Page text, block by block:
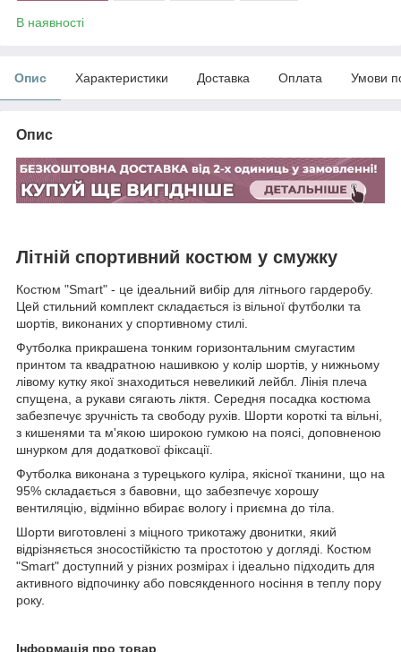
В наявності
Опис Характеристики Доставка Оплата Умови
Опис
Літній спортивний костюм у смужку
Костюм "Smart" - це ідеальний вибір для літнього гардеробу.
Цей стильний комплект складається із вільної футболки та
шортів, виконаних у спортивному стилі.
Футболка прикрашена тонким горизонтальним смугастим
принтом та квадратною нашивкою у колір шортів, у нижньому
лівому кутку якої знаходиться невеликий лейбл. Лінія плеча
спущена, а рукави сягають ліктя. Середня посадка костюма
забезпечує зручність та свободу рухів. Шорти короткі та вільні,
з кишенями та м'якою широкою гумкою на поясі, доповненою
шнурком для додаткової фіксації.
Футболка виконана з турецького куліра, якісної тканини, що на
95% складається з бавовни, що забезпечує хорошу
вентиляцію, відмінно вбирає вологу і приємна до тіла.
Шорти виготовлені з міцного трикотажу двонитки, який
відрізняється зносостійкістю та простотою у догляді. Костюм
"Smart" доступний у різних розмірах і ідеально підходить для
активного відпочинку або повсякденного носіння в теплу пору
року.
Інформація про товар